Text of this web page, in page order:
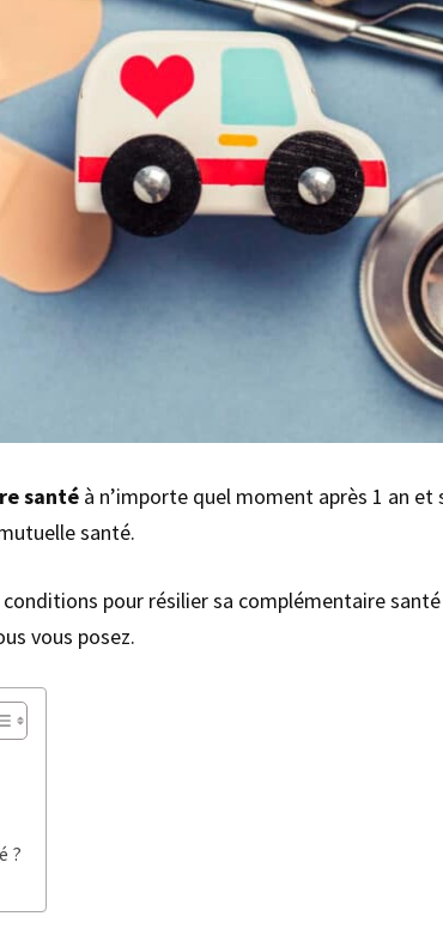
santé à n’importe quel moment après 1 an et
santé.
pour résilier sa complémentaire
vous posez.
?